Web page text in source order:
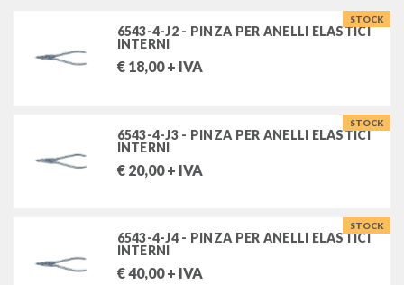
chiavi dinamometriche
pinze stahlwille
tronchesi stahlwille
spellafili e pinze per fili
STOCK
6543-4-J2 - PINZA PER ANELLI ELASTICI
INTERNI
€ 18,00+ IVA
STOCK
6543-4-J3 - PINZA PER ANELLI ELASTICI
INTERNI
€ 20,00+ IVA
STOCK
6543-4-J4 - PINZA PER ANELLI ELASTICI
INTERNI
€40,00+ IVA